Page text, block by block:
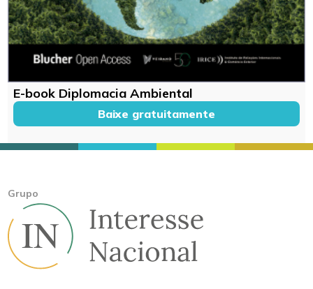
E-book Diplomacia Ambiental
Baixe gratuitamente
Grupo